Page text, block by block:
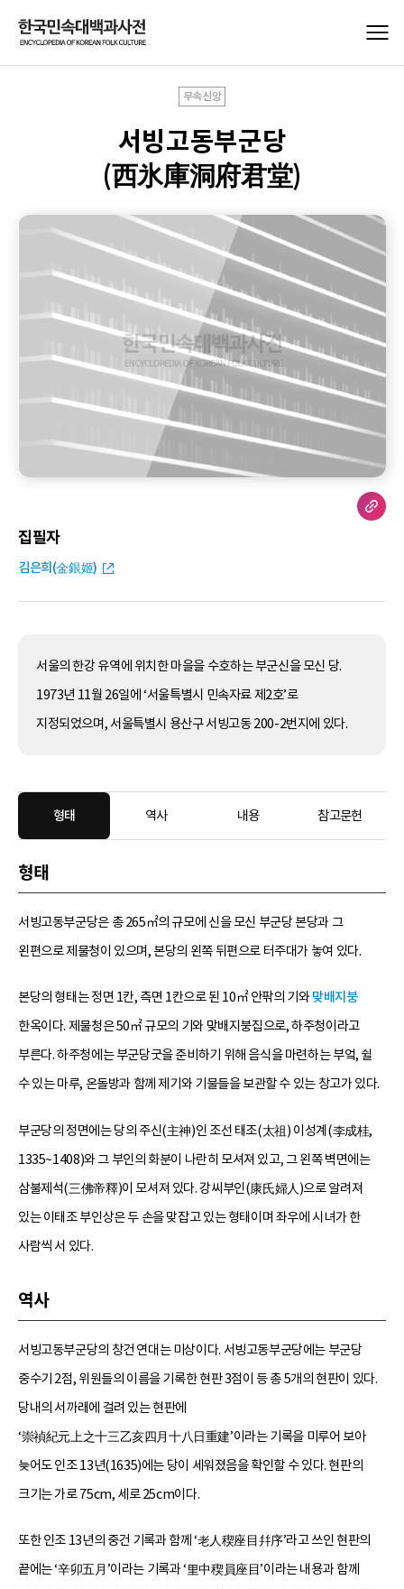
무속신앙
서빙고동부군당
(西氷庫洞府君堂)
집필자
김은희(金銀姬)
서울의 한강 유역에 위치한 마을을 수호하는 부군신을 모신 당.
1973년 11월 26일에 ‘서울특별시 민속자료 제2호’로
지정되었으며, 서울특별시 용산구 서빙고동 200-2번지에 있다.
형태 역사 내용 참고문헌
형태
서빙고동부군당은 총 265㎡의 규모에 신을 모신 부군당 본당과 그
왼편으로 제물청이 있으며, 본당의 왼쪽 뒤편으로 터주대가 놓여 있다.
본당의 형태는 정면 1칸, 측면 1칸으로 된 10㎡ 안팎의 기와맞배지붕
한옥이다. 제물청은 50㎡ 규모의 기와 맞배지붕집으로, 하주청이라고
부른다. 하주청에는 부군당굿을 준비하기 위해 음식을 마련하는 부엌, 쉴
수 있는 마루, 온돌방과 함께 제기와 기물들을 보관할 수 있는 창고가 있다.
부군당의 정면에는 당의 주신(主神)인 조선 태조(太祖) 이성계(李成桂,
1335~1408)와 그 부인의 화분이 나란히 모셔져 있고, 그 왼쪽 벽면에는
삼불제석(三佛帝釋)이 모셔져 있다. 강씨부인(康氏婦人)으로 알려져
있는 이태조 부인상은 두 손을 맞잡고 있는 형태이며 좌우에 시녀가 한
사람씩 서 있다.
역사
서빙고동부군당의 창건 연대는 미상이다. 서빙고동부군당에는 부군당
중수기 2점, 위원들의 이름을 기록한 현판 3점이 등 총 5개의 현판이 있다.
당내의 서까래에 걸려 있는 현판에
‘崇禎紀元上之十三乙亥四月十八日重建’이라는 기록을 미루어 보아
늦어도 인조 13년(1635)에는 당이 세워졌음을 확인할 수 있다. 현판의
크기는 가로 75cm, 세로 25cm이다.
또한 인조 13년의 중건 기록과 함께 ‘老人稧座目幷序’라고 쓰인 현판의
끝에는 ‘辛卯五月’이라는 기록과 ‘里中稧員座目’이라는 내용과 함께